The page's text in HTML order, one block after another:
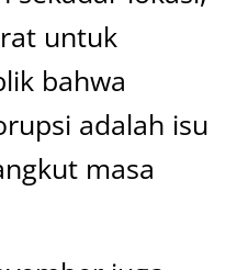
untuk
bahwa
adalah isu
masa